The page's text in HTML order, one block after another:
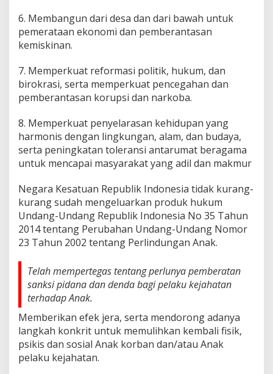
6. Membangun dari desa dan dari bawah untuk
pemerataan ekonomi dan pemberantasan
kemiskinan.
7. Memperkuat reformasi politik, hukum, dan
birokrasi, serta memperkuat pencegahan dan
pemberantasan korupsi dan narkoba.
8. Memperkuat penyelarasan kehidupan yang
harmonis dengan lingkungan, alam, dan budaya,
serta peningkatan toleransi antarumat beragama
untuk mencapai masyarakat yang adil dan makmur
Negara Kesatuan Republik Indonesia tidak kurang-
kurang sudah mengeluarkan produk hukum
Undang-Undang Republik Indonesia No 35 Tahun
2014 tentang Perubahan Undang-Undang Nomor
23 Tahun 2002 tentang Perlindungan Anak.
Telah mempertegas tentang perlunya pemberatan
sanksi pidana dan denda bagi pelaku kejahatan
terhadap Anak.
Memberikan efek jera, serta mendorong adanya
langkah konkrit untuk memulihkan kembali fisik,
psikis dan sosial Anak korban dan/atau Anak
pelaku kejahatan.